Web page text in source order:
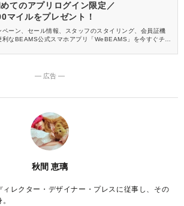
てのアプリログイン限定／
マイルをプレゼント！
ペーン、セール情報、スタッフのスタイリング、会員証機
利なBEAMS公式スマホアプリ「WeBEAMS」を今すぐチェ
― 広告 ―
秋間 恵璃
ィレクター・デザイナー・プレスに従事し、その